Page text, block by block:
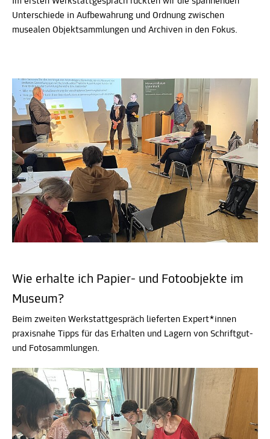
Unterschiede in Aufbewahrung und Ordnung zwischen
musealen Objektsammlungen und Archiven in den Fokus.
Wie erhalte ich Papier- und Fotoobjekte im
Museum?
Beim zweiten Werkstattgespräch lieferten Expert*innen
praxisnahe Tipps für das Erhalten und Lagern von Schriftgut-
und Fotosammlungen.